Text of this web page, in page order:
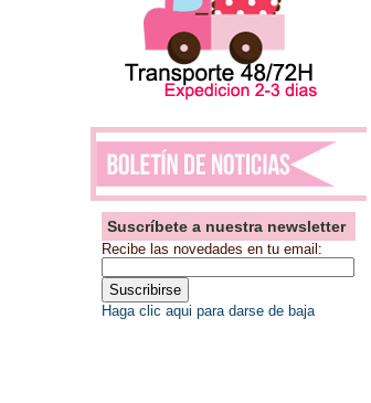
Suscríbete a nuestra newsletter
Recibe las novedades en tu email:
Haga clic aqui para darse de baja